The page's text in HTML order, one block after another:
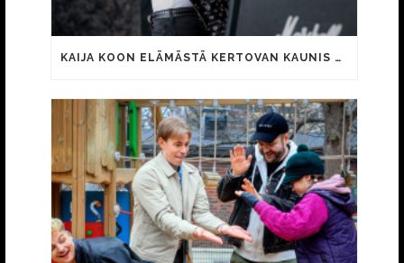
KAIJA KOON ELÄMÄSTÄ KERTOVAN KAUNIS RIETAS ONNELLINEN -ELOKUVAN TRAILER JULKI